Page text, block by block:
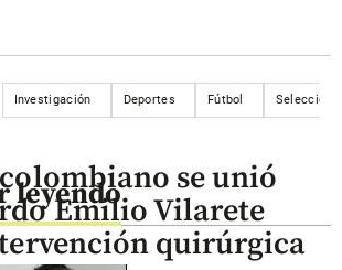
Investigación Deportes Fútbol Selección
leyendo
se unió
Emilio Vilarete
quirúrgica